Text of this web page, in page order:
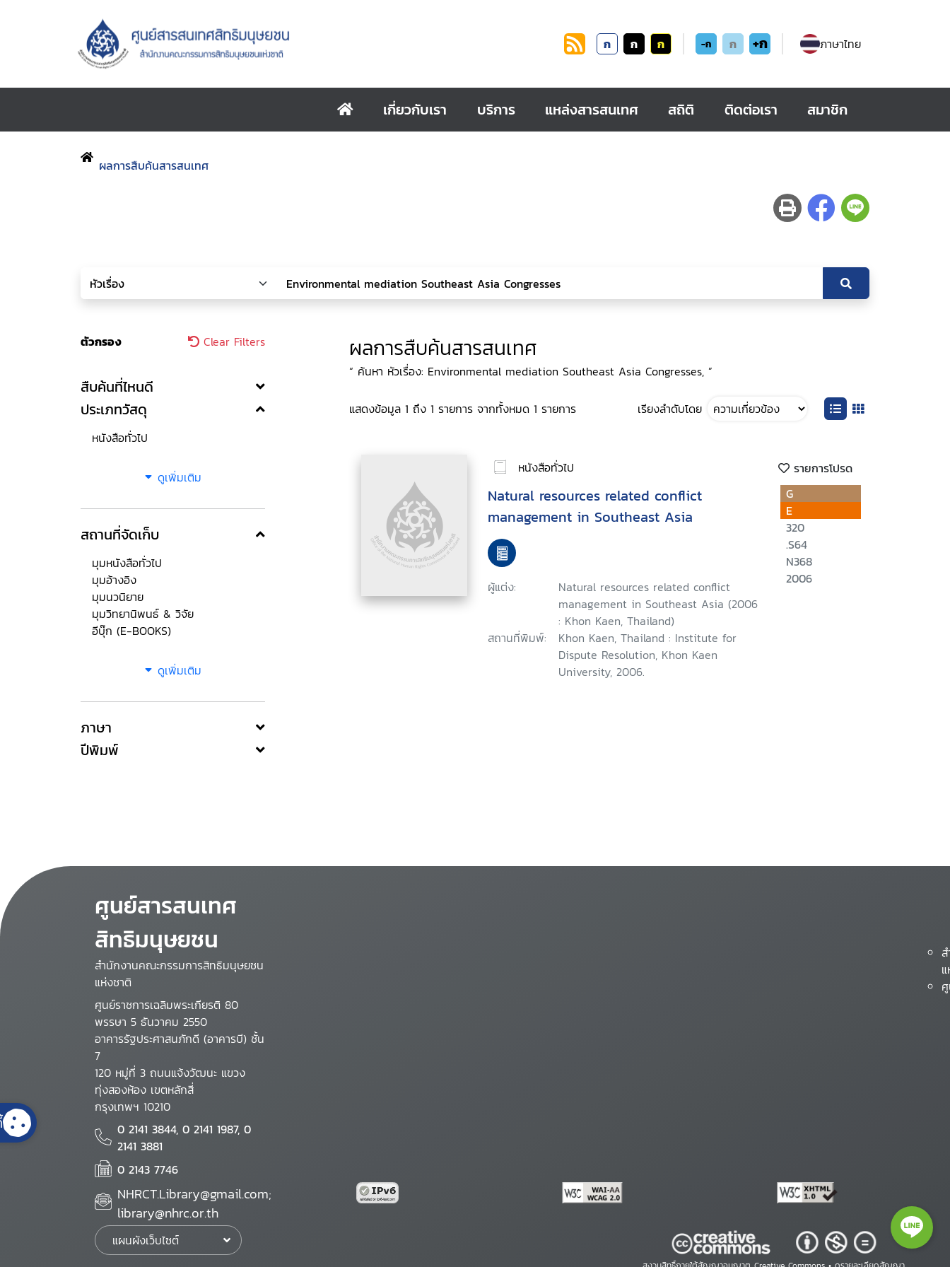
ก ก ก -ก ก +ก ภาษาไทย
เกี่ยวกับเรา บริการ แหล่งสารสนเทศ สถิติ ติดต่อเรา สมาชิก
ผลการสืบค้นสารสนเทศ
ตัวกรอง Clear Filters
สืบค้นที่ไหนดี
ประเภทวัสดุ
หนังสือทั่วไป
ดูเพิ่มเติม
สถานที่จัดเก็บ
มุมหนังสือทั่วไป
มุมอ้างอิง
มุมนวนิยาย
มุมวิทยานิพนธ์ & วิจัย
อีบุ๊ก (E-BOOKS)
ดูเพิ่มเติม
ภาษา
ปีพิมพ์
ผลการสืบค้นสารสนเทศ
“ ค้นหา หัวเรื่อง: Environmental mediation Southeast Asia Congresses, ”
แสดงข้อมูล 1 ถึง 1 รายการ จากทั้งหมด 1 รายการ เรียงลำดับโดย
หนังสือทั่วไป รายการโปรด
Natural resources related conflict
management in Southeast Asia
ผู้แต่ง:
Natural resources related conflict
management in Southeast Asia (2006
: Khon Kaen, Thailand)
สถานที่พิมพ์:
Khon Kaen, Thailand : Institute for
Dispute Resolution, Khon Kaen
University, 2006.
G
E
320
.S64
N368
2006
ศูนย์สารสนเทศ
สิทธิมนุษยชน
สำนักงานคณะกรรมการสิทธิมนุษยชน
แห่งชาติ
ศูนย์ราชการเฉลิมพระเกียรติ 80
พรรษา 5 ธันวาคม 2550
อาคารรัฐประศาสนภักดี (อาคารบี) ชั้น
7
120 หมู่ที่ 3 ถนนแจ้งวัฒนะ แขวง
ทุ่งสองห้อง เขตหลักสี่
กรุงเทพฯ 10210
0 2141 3844, 0 2141 1987, 0
2141 3881
0 2143 7746
NHRCT.Library@gmail.com;
library@nhrc.or.th
แผนผังเว็บไซต์